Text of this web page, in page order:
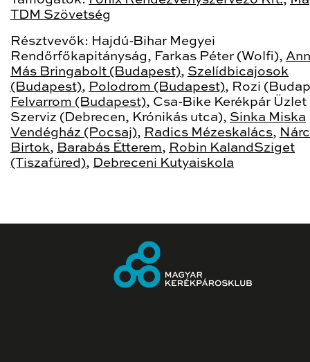
TDM Szövetség
Résztvevők: Hajdú-Bihar Megyei
Rendőrfőkapitányság, Farkas Péter (Wolfi),
Más Bringabolt (Budapest), Szelídbicajosok
(Budapest), Polodrom (Budapest), Rozi
Felvarrom (Budapest), Csa-Bike Kerékpár Üzlet
Szerviz (Debrecen, Krónikás utca), Sinka Miska
Vendégház (Pocsaj), Radics Mézeskalács,
Birtok, Barabás Étterem, Robin KalandSziget
(Tiszafüred), Debreceni Kutyaiskola